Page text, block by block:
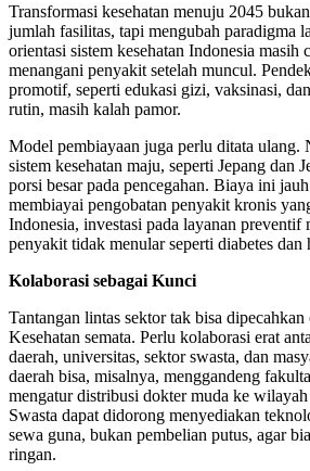
Transformasi kesehatan menuju 2045
jumlah fasilitas, tapi mengubah paradigma
orientasi sistem kesehatan Indonesia
menangani penyakit setelah muncul.
promotif, seperti edukasi gizi, vaksinasi,
rutin, masih kalah pamor.
Model pembiayaan juga perlu ditata ulang.
sistem kesehatan maju, seperti Jepang dan
porsi besar pada pencegahan. Biaya ini
membiayai pengobatan penyakit kronis
Indonesia, investasi pada layanan preventif
penyakit tidak menular seperti diabetes dan
Kolaborasi sebagai Kunci
Tantangan lintas sektor tak bisa
Kesehatan semata. Perlu kolaborasi erat
daerah, universitas, sektor swasta, dan
daerah bisa, misalnya, menggandeng
mengatur distribusi dokter muda ke
Swasta dapat didorong menyediakan
sewa guna, bukan pembelian putus, agar
ringan.